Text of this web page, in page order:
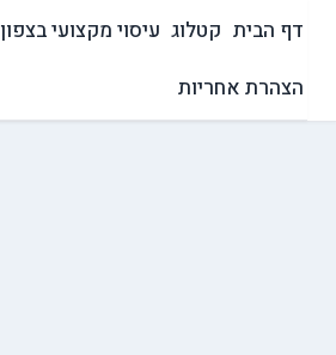
content
דף הבית קטלוג עיסוי מקצועי בצפון
הצהרת אחריות